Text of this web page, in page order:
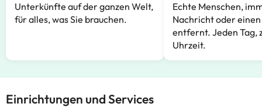
Unterkünfte auf der ganzen Welt,
für alles, was Sie brauchen.
Echte Menschen,
Nachricht oder
entfernt. Jeden Tag,
Uhrzeit.
Einrichtungen und Services